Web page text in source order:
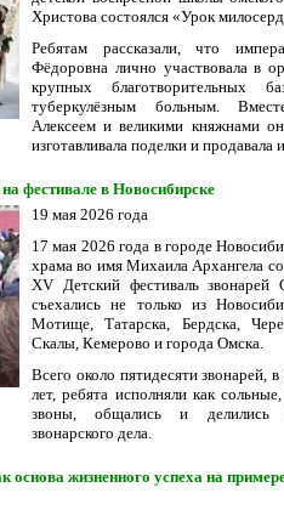
Христова состоялся «Урок
Ребятам рассказали, что
Фёдоровна лично участвовала в
крупных благотворительных
туберкулёзным больным.
Алексеем и великими княжнами
изготавливала поделки и продавала
фестивале в Новосибирске
19 мая 2026 года
17 мая 2026 года в городе
храма во имя Михаила Архангела
XV Детский фестиваль звонарей
съехались не только из
Мотище, Татарска, Бердска,
Скалы, Кемерово и города Омска.
Всего около пятидесяти звонарей,
лет, ребята исполняли как
звоны, общались и делились
звонарского дела.
основа жизненного успеха на